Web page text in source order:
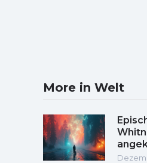
More in Welt